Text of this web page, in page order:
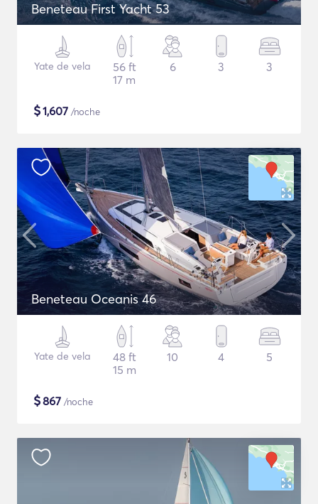
Beneteau First Yacht 53
Yate de vela
56 ft
17 m
6 3 3
$1,607 /noche
Beneteau Oceanis 46
Yate de vela
48 ft
15 m
10 4 5
$867 /noche